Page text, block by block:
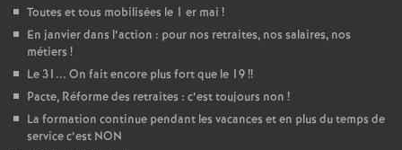
Toutes et tous mobilisées le 1 er mai !
En janvier dans l’action : pour nos retraites, nos salaires, nos
métiers !
Le 31... On fait encore plus fort que le 19!!
Pacte, Réforme des retraites : c’est toujours non !
La formation continue pendant les vacances et en plus du temps de
service c’est NON